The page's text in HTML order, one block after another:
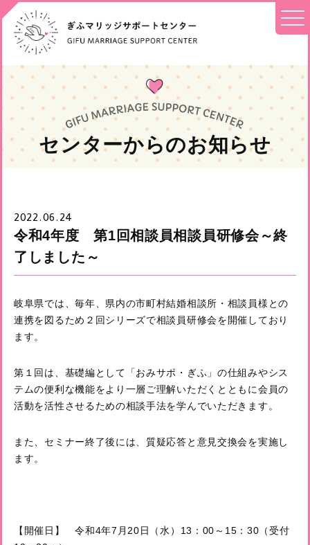
センターからのお知らせ
2022.06.24
令和4年度 第1回相談員相談員研修会～終
了しました～
岐阜県では、毎年、県内の市町村結婚相談所・相談員様との
連携を図るため２回シリーズで相談員研修会を開催しており
ます。
第１回は、基礎編として「おみサポ・ぎふ」の仕組みやシス
テムの便利な機能をより一層ご理解いただくとともに会員の
活動を活性させるための相談手法を学んでいただきます。
また、セミナー終了後には、質疑応答と意見交換会を実施し
ます。
【開催日】 令和4年7月20日（水）13：00～15：30（受付